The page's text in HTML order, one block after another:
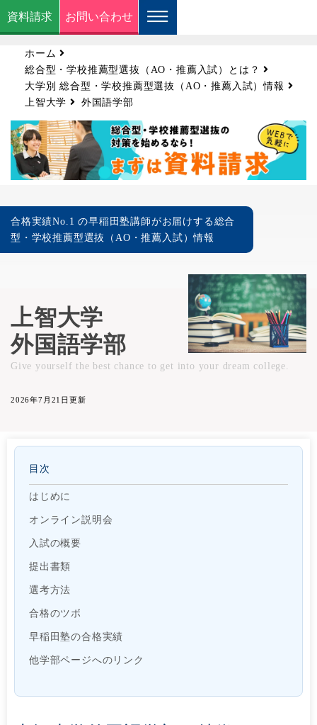
資料請求 お問い合わせ
ホーム
総合型・学校推薦型選抜（AO・推薦入試）とは？
大学別 総合型・学校推薦型選抜（AO・推薦入試）情報
上智大学
外国語学部
合格実績No.1 の早稲田塾講師がお届けする総合
型・学校推薦型選抜（AO・推薦入試）情報
上智大学
外国語学部
Give yourself the best chance to get into your dream college.
2026年7月21日更新
目次
はじめに
オンライン説明会
入試の概要
提出書類
選考方法
合格のツボ
早稲田塾の合格実績
他学部ページへのリンク